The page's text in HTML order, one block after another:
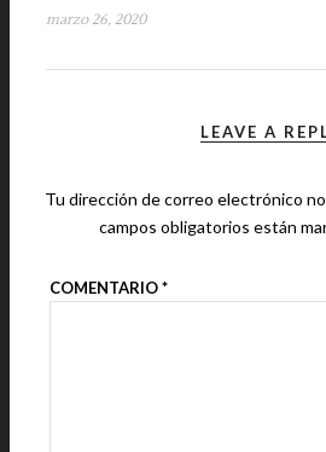
marzo 26, 2020
LEAVE A
Tu dirección de correo electrónico
campos obligatorios están
COMENTARIO*